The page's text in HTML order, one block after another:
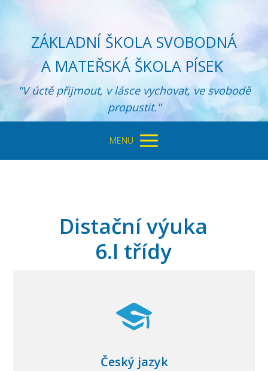
ZÁKLADNÍ ŠKOLA SVOBODNÁ
A MATEŘSKÁ ŠKOLA PÍSEK
"V úctě přijmout, v lásce vychovat, ve svobodě
propustit."
MENU
Distační výuka
6.I třídy
Český jazyk